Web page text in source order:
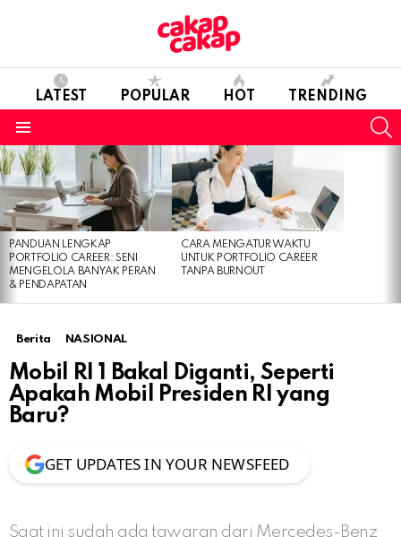
LATEST POPULAR HOT TRENDING
LATEST
STORIES
PANDUAN LENGKAP
PORTFOLIO CAREER: SENI
MENGELOLA BANYAK PERAN
& PENDAPATAN
CARA MENGATUR WAKTU
UNTUK PORTFOLIO CAREER
TANPA BURNOUT
Berita NASIONAL
Mobil RI 1 Bakal Diganti, Seperti
Apakah Mobil Presiden RI yang
Baru?
GET UPDATES IN YOUR NEWSFEED
Saat ini sudah ada tawaran dari Mercedes-Benz